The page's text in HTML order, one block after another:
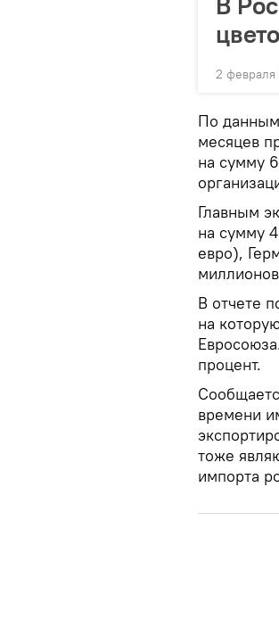
2 февраля
По данным
месяцев
на сумму
Главным
на сумму
евро),
В отчете
на
процент.
времени
тоже
импорта